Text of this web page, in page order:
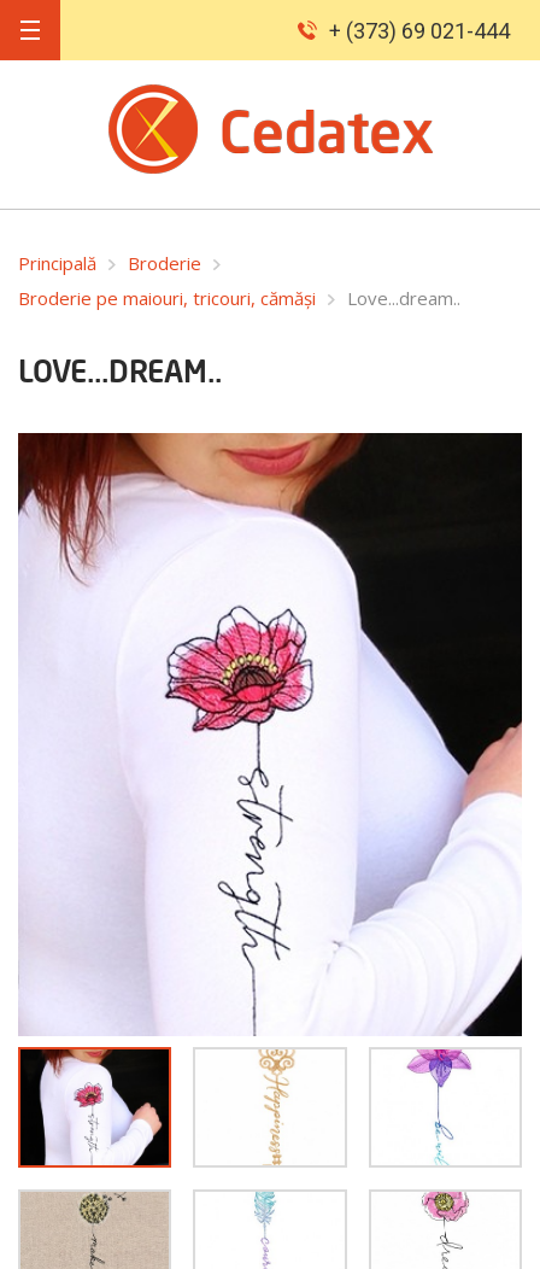
+ (373) 69 021-444
Principală
Broderie
Broderie pe maiouri, tricouri, cămăși
Love...dream..
LOVE...DREAM..